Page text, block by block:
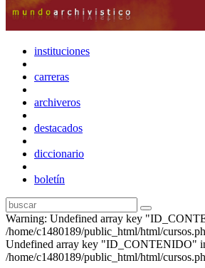
instituciones
carreras
archiveros
destacados
diccionario
boletín
Warning: Undefined array key
/home/c1480189/public_html/html/
Undefined array key "ID_CONTENIDO"
/home/c1480189/public_html/html/